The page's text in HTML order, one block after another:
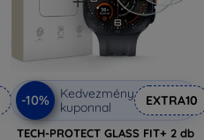
-10%
Kedvezmény
kuponnal
EXTRA10
TECH-PROTECT GLASS FIT+ 2 db